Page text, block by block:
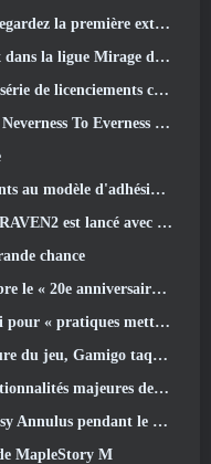
majeure de Hexi Live Stream
Mirage de Path Of Exile
licenciements ce mois-ci
To Everness révélée
des modifications récentes apportées au MMORPG
avec la mise à jour d'aujourd'hui
chance
une quête spéciale et des récompenses
en danger et exploitant des enfants »
retour du MMO médiéval Glory Victis
dans la mise à jour Realm Divided Part II
le prochain festival Steam
MapleStory M